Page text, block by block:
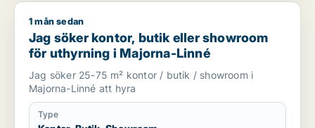
Jag söker kontor, butik eller showroom för uthyrning i
1 mån sedan
Jag söker kontor, butik eller showroom
för uthyrning i Majorna-Linné
Jag söker 25-75 m² kontor / butik / showroom i
Majorna-Linné att hyra
Type